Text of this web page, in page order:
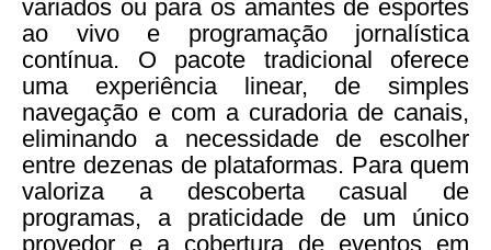
variados ou para os amantes de esportes
ao vivo e programação jornalística
contínua. O pacote tradicional oferece
uma experiência linear, de simples
navegação e com a curadoria de canais,
eliminando a necessidade de escolher
entre dezenas de plataformas. Para quem
valoriza a descoberta casual de
programas, a praticidade de um único
provedor e a cobertura de eventos em